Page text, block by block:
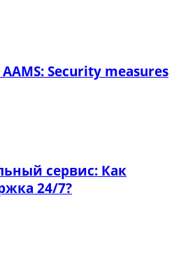
Security measures
сервис: Как
24/7?